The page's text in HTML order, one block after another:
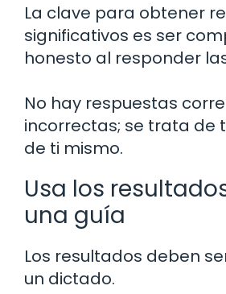
La clave para obtener
significativos es ser
honesto al responder
No hay respuestas
incorrectas; se trata de
de ti mismo.
Usa los
una guía
Los resultados deben
un dictado.